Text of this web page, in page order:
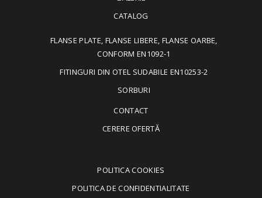
CATALOG
FLANSE PLATE, FLANSE LIBERE, FLANSE OARBE,
CONFORM EN1092-1
FITINGURI DIN OTEL SUDABILE EN10253-2
SORBURI
CONTACT
CERERE OFERTĂ
POLITICA COOKIES
POLITICA DE CONFIDENTIALITATE